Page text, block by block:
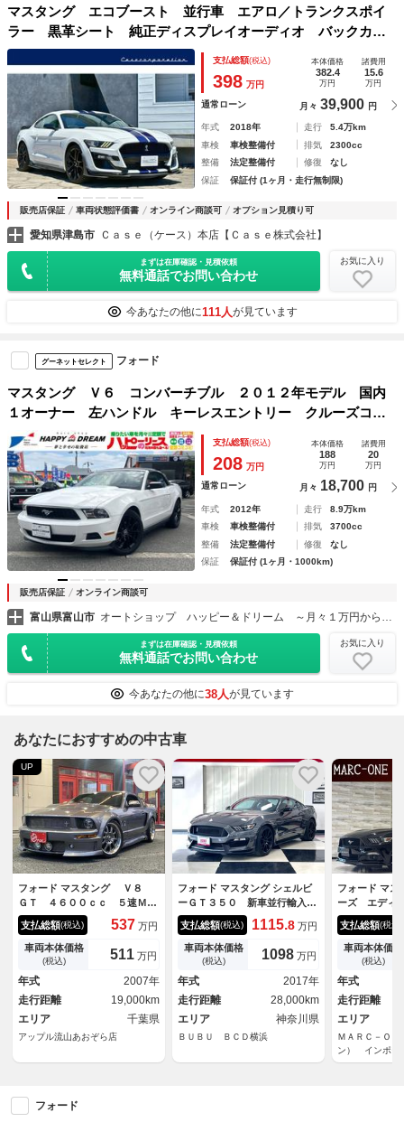
マスタング エコブースト 並行車 エアロ／トランクスポイ
ラー 黒革シート 純正ディスプレイオーディオ バックカメ
ラ シートヒーター／ベンチレーション スマートキー＆プッ
シュスタート クルーズコントロール パワーシート ＥＴＣ
支払総額(税込)
398 万円
本体価格
382.4
万円
諸費用
15.6
万円
通常ローン 月々 39,900 円
年式 2018年 走行
5.4万km
車検
車検整備付 排気
2300cc
整備
法定整備付 修復
なし
保証
保証付 (1ヶ月・走行無制限)
販売店保証 車両状態評価書 オンライン商談可 オプション見積り可
愛知県津島市 Ｃａｓｅ（ケース）本店【Ｃａｓｅ株式会社】
まずは在庫確認・見積依頼
無料通話でお問い合わせ
お気に入り
今あなたの他に111人が見ています
グーネットセレクト フォード
マスタング Ｖ６ コンバーチブル ２０１２年モデル 国内
１オーナー 左ハンドル キーレスエントリー クルーズコン
トロール エアコン 横滑り防止装置 赤革調シートカバー
ＣＤ再生可 ＡＵＸ接続可 社外１９インチＡＷ
支払総額(税込)
208 万円
本体価格
188
万円
諸費用
20
万円
通常ローン 月々 18,700 円
年式 2012年 走行
8.9万km
車検
車検整備付 排気
3700cc
整備
法定整備付 修復
なし
保証
保証付 (1ヶ月・1000km)
販売店保証 オンライン商談可
富山県富山市 オートショップ ハッピー＆ドリーム ～月々１万円から乗れる！フラット７富山店～
まずは在庫確認・見積依頼
無料通話でお問い合わせ
お気に入り
今あなたの他に38人が見ています
あなたにおすすめの中古車
UP
フォード マスタング Ｖ８
ＧＴ ４６００ｃｃ ５速Ｍ
Ｔ ブルーフレーム物 エレノ
ア仕様 ＨＵＲＳＴ製シフタ
ー デジタルインナーミラー
バックカメラ ２０インチＡ
Ｗ ＥＴＣ スペアキー 社外
オーディオ
支払総額(税込) 537 万円
車両本体価格
(税込) 511 万円
年式
2007年
走行距離
19,000km
エリア
千葉県
アップル流山あおぞら店
フォード マスタング シェルビ
ーＧＴ３５０ 新車並行輸入
車 コンビニエンスＰＫＧスエ
ード×レザー電動シート アク
ティブバルブパフォーマンスエ
キゾースト タワーバー シー
トヒーター＆ベンチレーショ
ン アップルカープレイ アン
ドロイドオート
支払総額(税込) 1115.8 万円
車両本体価格
(税込) 1098 万円
年式
2017年
走行距離
28,000km
エリア
神奈川県
ＢＵＢＵ ＢＣＤ横浜
フォード マス
ーズ エディ
付／正規Ｄ車
ト／エアシー
ＵＳＨスター
ＥＴＣ／Ｂｌ
ＵＳＢ／後カ
ンチＡＷ／社
ロ／Ｂｏｒｌ
支払総額(税込)
車両本体価格
(税込)
年式
走行距離
エリア
ＭＡＲＣ－ＯＮ
ン） インポー
フォード